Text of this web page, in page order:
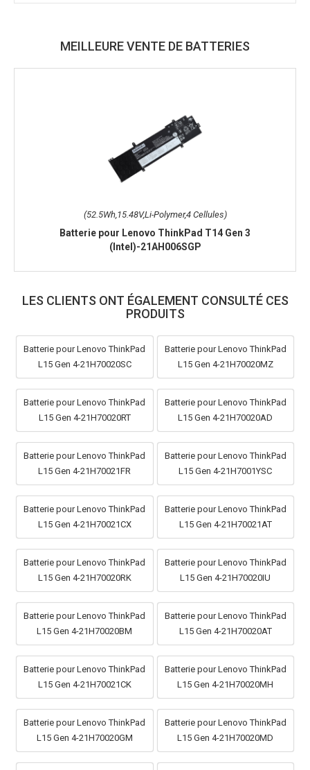
MEILLEURE VENTE DE BATTERIES
(52.5Wh,15.48V,Li-Polymer,4 Cellules)
Batterie pour Lenovo ThinkPad T14 Gen 3
(Intel)-21AH006SGP
LES CLIENTS ONT ÉGALEMENT CONSULTÉ CES
PRODUITS
Batterie pour Lenovo ThinkPad
L15 Gen 4-21H70020SC
Batterie pour Lenovo ThinkPad
L15 Gen 4-21H70020MZ
Batterie pour Lenovo ThinkPad
L15 Gen 4-21H70020RT
Batterie pour Lenovo ThinkPad
L15 Gen 4-21H70020AD
Batterie pour Lenovo ThinkPad
L15 Gen 4-21H70021FR
Batterie pour Lenovo ThinkPad
L15 Gen 4-21H7001YSC
Batterie pour Lenovo ThinkPad
L15 Gen 4-21H70021CX
Batterie pour Lenovo ThinkPad
L15 Gen 4-21H70021AT
Batterie pour Lenovo ThinkPad
L15 Gen 4-21H70020RK
Batterie pour Lenovo ThinkPad
L15 Gen 4-21H70020IU
Batterie pour Lenovo ThinkPad
L15 Gen 4-21H70020BM
Batterie pour Lenovo ThinkPad
L15 Gen 4-21H70020AT
Batterie pour Lenovo ThinkPad
L15 Gen 4-21H70021CK
Batterie pour Lenovo ThinkPad
L15 Gen 4-21H70020MH
Batterie pour Lenovo ThinkPad
L15 Gen 4-21H70020GM
Batterie pour Lenovo ThinkPad
L15 Gen 4-21H70020MD